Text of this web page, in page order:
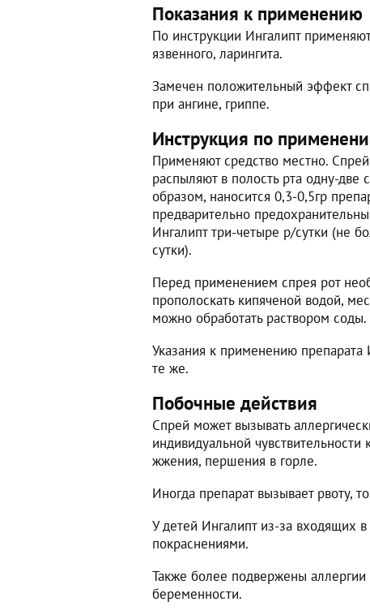
Показания к применению
По инструкции Ингалипт
язвенного, ларингита.
Замечен положительный эффект
при ангине, гриппе.
Инструкция по
Применяют средство местно.
распыляют в полость рта одну-две
образом, наносится 0,3-0,5гр
предварительно
Ингалипт три-четыре р/сутки (не
сутки).
Перед применением спрея рот
прополоскать кипяченой водой,
можно обработать раствором соды.
Указания к применению препарата
те же.
Побочные действия
Спрей может вызывать
индивидуальной
жжения, першения в горле.
Иногда препарат вызывает рвоту,
У детей Ингалипт из-за входящих
покраснениями.
Также более подвержены
беременности.